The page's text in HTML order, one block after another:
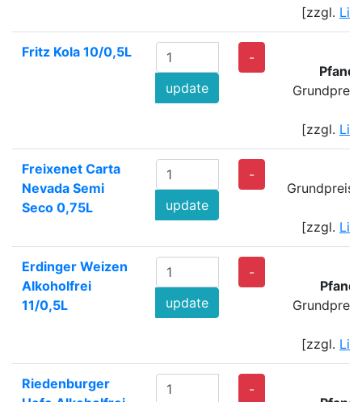
[zzgl.
Fritz Kola 10/0,5L
update
-
[zzgl.
Freixenet Carta
Nevada Semi
Seco 0,75L
update
-
Grundpreis:
[zzgl.
Erdinger Weizen
Alkoholfrei
11/0,5L
update
-
[zzgl.
Riedenburger
-